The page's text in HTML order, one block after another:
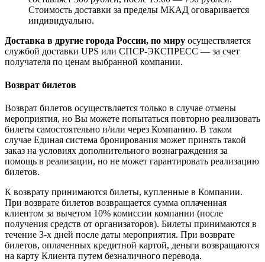
Стоимость доставки за пределы МКАД оговаривается
индивидуально.
Доставка в другие города России, по миру осуществляется
службой доставки UPS или СПСР-ЭКСПРЕСС — за счет
получателя по ценам выбранной компании.
Возврат билетов
Возврат билетов осуществляется только в случае отмены
мероприятия, но Вы можете попытаться повторно реализовать
билеты самостоятельно и/или через Компанию. В таком
случае Единая система бронирования может принять такой
заказ на условиях дополнительного вознаграждения за
помощь в реализации, но не может гарантировать реализацию
билетов.
К возврату принимаются билеты, купленные в Компании.
При возврате билетов возвращается сумма оплаченная
клиентом за вычетом 10% комиссии компании (после
получения средств от организаторов). Билеты принимаются в
течение 3-х дней после даты мероприятия. При возврате
билетов, оплаченных кредитной картой, деньги возвращаются
на карту Клиента путем безналичного перевода.